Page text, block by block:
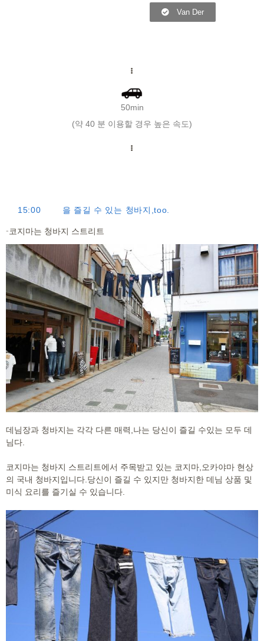
Van Der
50min
(약 40 분 이용할 경우 높은 속도)
15:00 을 즐길 수 있는 청바지,too.
-코지마는 청바지 스트리트
데님장과 청바지는 각각 다른 매력,나는 당신이 즐길 수있는 모두 데
님다.
코지마는 청바지 스트리트에서 주목받고 있는 코지마,오카야마 현상
의 국내 청바지입니다. 당신이 즐길 수 있지만 청바지한 데님 상품 및
미식 요리를 즐기실 수 있습니다.